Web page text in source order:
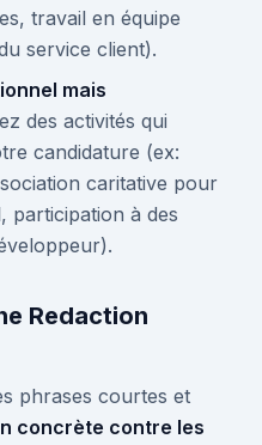
travail en équipe
service client).
mais
des activités qui
candidature (ex:
caritative pour
participation à des
Redaction
phrases courtes et
concrète contre les